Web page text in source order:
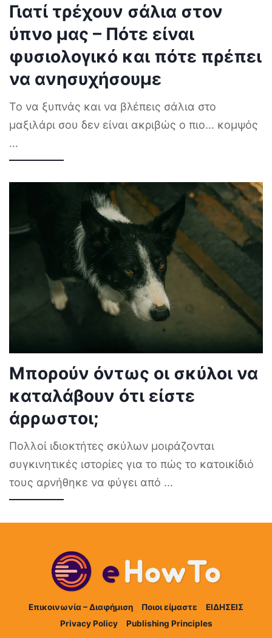
Γιατί τρέχουν σάλια στον
ύπνο μας – Πότε είναι
φυσιολογικό και πότε πρέπει
να ανησυχήσουμε
Το να ξυπνάς και να βλέπεις σάλια στο
μαξιλάρι σου δεν είναι ακριβώς ο πιο… κομψός
...
Μπορούν όντως οι σκύλοι να
καταλάβουν ότι είστε
άρρωστοι;
Πολλοί ιδιοκτήτες σκύλων μοιράζονται
συγκινητικές ιστορίες για το πώς το κατοικίδιό
τους αρνήθηκε να φύγει από ...
Επικοινωνία – Διαφήμιση Ποιοι είμαστε
ΕΙΔΗΣΕΙΣ
Privacy Policy
Publishing Principles